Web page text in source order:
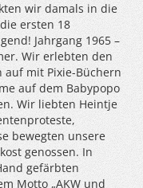
wir damals in die
ersten 18
Jahrgang 1965 –
Wir erlebten den
mit Pixie-Büchern
auf dem Babypopo
Wir liebten Heintje
bewegten unsere
genossen. In
gefärbten
Motto „AKW und